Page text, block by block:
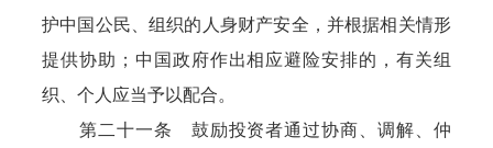
护中国公民、组织的人身财产安全，并根据相关情形
提供协助；中国政府作出相应避险安排的，有关组
织、个人应当予以配合。
第二十一条 鼓励投资者通过协商、调解、仲